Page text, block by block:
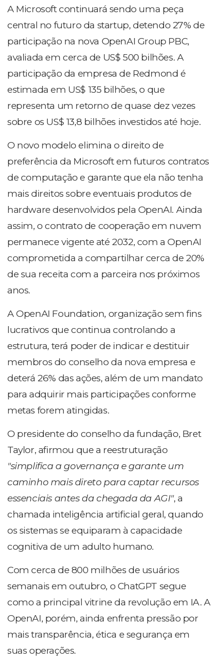
A Microsoft continuará sendo uma peça
central no futuro da startup, detendo 27% de
participação na nova OpenAI Group PBC,
avaliada em cerca de US$ 500 bilhões. A
participação da empresa de Redmond é
estimada em US$ 135 bilhões, o que
representa um retorno de quase dez vezes
sobre os US$ 13,8 bilhões investidos até hoje.
O novo modelo elimina o direito de
preferência da Microsoft em futuros contratos
de computação e garante que ela não tenha
mais direitos sobre eventuais produtos de
hardware desenvolvidos pela OpenAI. Ainda
assim, o contrato de cooperação em nuvem
permanece vigente até 2032, com a OpenAI
comprometida a compartilhar cerca de 20%
de sua receita com a parceira nos próximos
anos.
A OpenAI Foundation, organização sem fins
lucrativos que continua controlando a
estrutura, terá poder de indicar e destituir
membros do conselho da nova empresa e
deterá 26% das ações, além de um mandato
para adquirir mais participações conforme
metas forem atingidas.
O presidente do conselho da fundação, Bret
Taylor, afirmou que a reestruturação
"simplifica a governança e garante um
caminho mais direto para captar recursos
essenciais antes da chegada da AGI", a
chamada inteligência artificial geral, quando
os sistemas se equiparam à capacidade
cognitiva de um adulto humano.
Com cerca de 800 milhões de usuários
semanais em outubro, o ChatGPT segue
como a principal vitrine da revolução em IA. A
OpenAI, porém, ainda enfrenta pressão por
mais transparência, ética e segurança em
suas operações.